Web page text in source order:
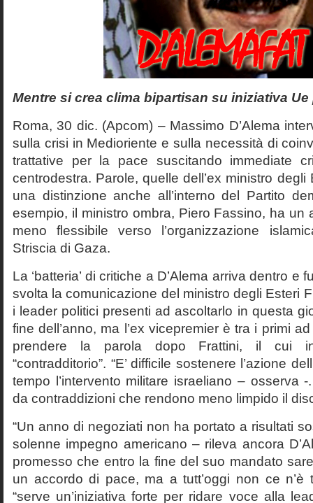
Mentre si crea clima bipartisan su iniziativa Ue
Roma, 30 dic. (Apcom) – Massimo D’Alema
sulla crisi in Medioriente e sulla necessità di
trattative per la pace suscitando immediate
centrodestra. Parole, quelle dell’ex ministro
una distinzione anche all’interno del Partito
esempio, il ministro ombra, Piero Fassino, ha un
meno flessibile verso l’organizzazione
Striscia di Gaza.
La ‘batteria’ di critiche a D’Alema arriva dentro e
svolta la comunicazione del ministro degli Esteri
i leader politici presenti ad ascoltarlo in questa
fine dell’anno, ma l’ex vicepremier è tra i primi
prendere la parola dopo Frattini, il cui
“contradditorio”. “E’ difficile sostenere l’azione
tempo l’intervento militare israeliano – osserva
da contraddizioni che rendono meno limpido il
“Un anno di negoziati non ha portato a risultati
solenne impegno americano – rileva ancora
promesso che entro la fine del suo mandato
un accordo di pace, ma a tutt’oggi non ce n’è
“serve un’iniziativa forte per ridare voce alla